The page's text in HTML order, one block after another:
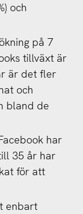
och
på 7
tillväxt är
är det fler
och
bland de
har
35 år har
för att
enbart